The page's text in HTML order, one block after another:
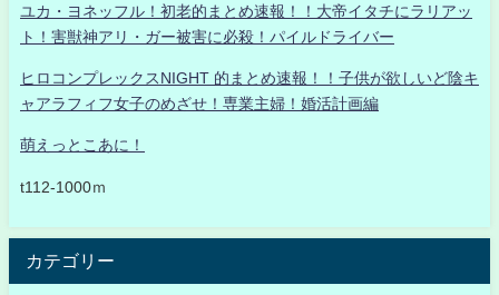
ユカ・ヨネッフル！初老的まとめ速報！！大帝イタチにラリアッ
ト！害獣神アリ・ガー被害に必殺！パイルドライバー
ヒロコンプレックスNIGHT 的まとめ速報！！子供が欲しいど陰キ
ャアラフィフ女子のめざせ！専業主婦！婚活計画編
萌えっとこあに！
t112-1000ｍ
カテゴリー